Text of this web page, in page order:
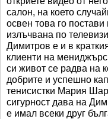
салон, на което
освен това го постави
излъчвана по
Димитров е и в
клиенти на
си живот се радва на
добрите и успешно
тенисистки Мария
сигурност дава на
е имал всеки друг